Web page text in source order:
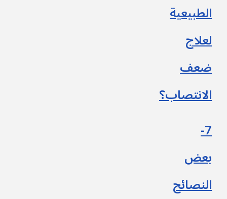
الطبيعية
لعلاج
ضعف
الانتصاب؟
7-
بعض
النصائح